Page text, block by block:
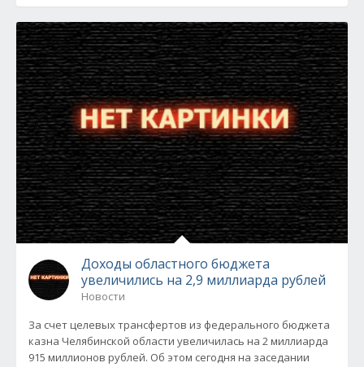
Доходы областного бюджета
увеличились на 2,9 миллиарда рублей
Новости
За счет целевых трансфертов из федерального бюджета
казна Челябинской области увеличилась на 2 миллиарда
915 миллионов рублей. Об этом сегодня на заседании